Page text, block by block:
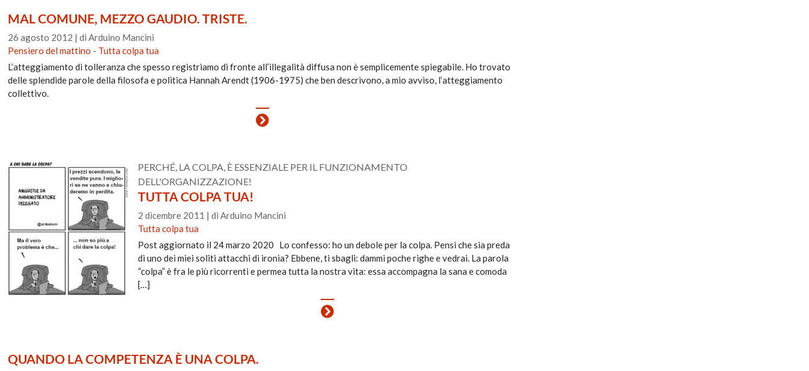
MAL COMUNE, MEZZO GAUDIO. TRISTE.
26 agosto 2012 |di Arduino Mancini
Pensiero del mattino - Tutta colpa tua
L’atteggiamento di tolleranza che spesso registriamo di fronte all’illegalità diffusa non è semplicemente spiegabile. Ho trovato
delle splendide parole della filosofa e politica Hannah Arendt (1906-1975) che ben descrivono, a mio avviso, l’atteggiamento
collettivo.
PERCHÉ, LA COLPA, È ESSENZIALE PER IL FUNZIONAMENTO
DELL'ORGANIZZAZIONE!
TUTTA COLPA TUA!
2 dicembre 2011 | di Arduino Mancini
Tutta colpa tua
Post aggiornato il 24 marzo 2020 Lo confesso: ho un debole per la colpa. Pensi che sia preda
di uno dei miei soliti attacchi di ironia? Ebbene, ti sbagli: dammi poche righe e vedrai. La parola
“colpa” è fra le più ricorrenti e permea tutta la nostra vita: essa accompagna la sana e comoda
[…]
QUANDO LA COMPETENZA È UNA COLPA.